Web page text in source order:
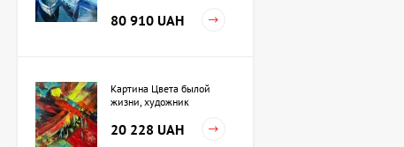
80 910 UAH
Картина Цвета былой
жизни, художник
20 228 UAH